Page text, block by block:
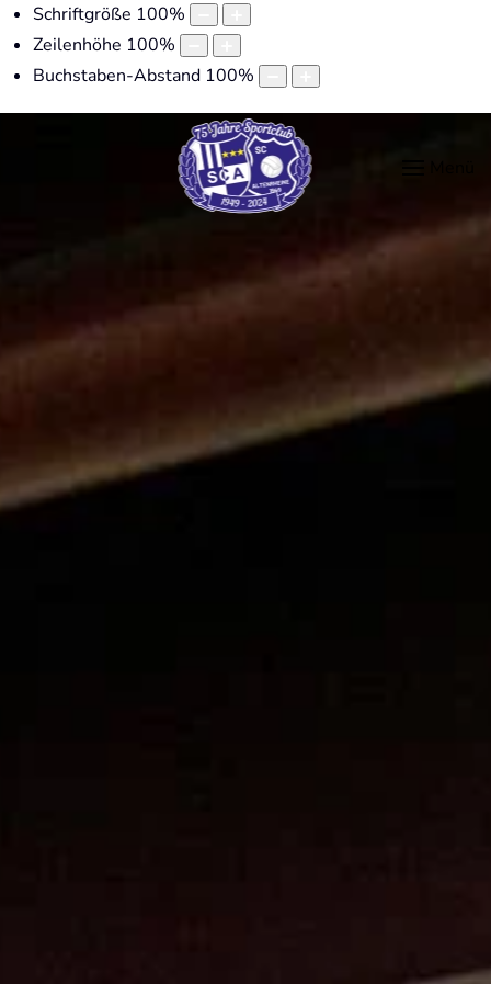
Schriftgröße 100%
Zeilenhöhe 100%
Buchstaben-Abstand 100%